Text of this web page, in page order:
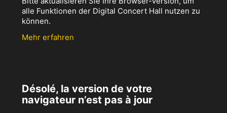
alle Funktionen der Digital Concert Hall nutzen zu
können.
Mehr erfahren
Désolé, la version de votre
navigateur n’est pas à jour